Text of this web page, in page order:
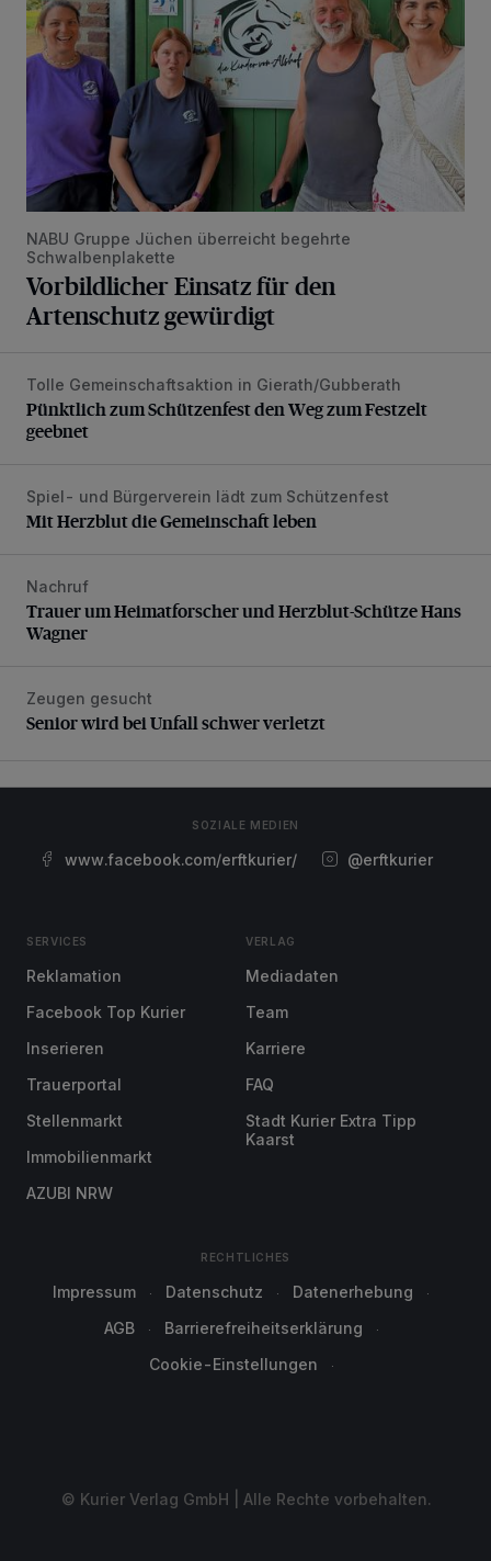
NABU Gruppe Jüchen überreicht begehrte
Schwalbenplakette
Vorbildlicher Einsatz für den
Artenschutz gewürdigt
Pünktlich zum Schützenfest den Weg zum Festzelt
Tolle Gemeinschaftsaktion in Gierath/Gubberath
Pünktlich zum Schützenfest den Weg zum Festzelt
geebnet
Mit Herzblut die Gemeinschaft leben
Spiel- und Bürgerverein lädt zum Schützenfest
Mit Herzblut die Gemeinschaft leben
Trauer um Heimatforscher und Herzblut-Schütze Hans
Nachruf
Trauer um Heimatforscher und Herzblut-Schütze Hans
Wagner
Senior wird bei Unfall schwer verletzt
Zeugen gesucht
Senior wird bei Unfall schwer verletzt
SOZIALE MEDIEN
www.facebook.com/erftkurier/ @erftkurier
SERVICES
Reklamation
Facebook Top Kurier
Inserieren
Trauerportal
Stellenmarkt
Immobilienmarkt
AZUBI NRW
VERLAG
Mediadaten
Team
Karriere
FAQ
Stadt Kurier Extra Tipp
Kaarst
RECHTLICHES
Impressum Datenschutz
Datenerhebung
AGB
Barrierefreiheitserklärung
Cookie-Einstellungen
© Kurier Verlag GmbH | Alle Rechte vorbehalten.